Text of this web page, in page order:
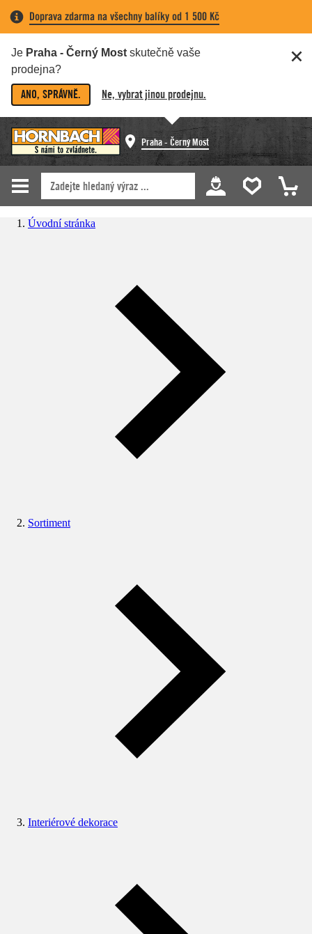
Doprava zdarma na všechny balíky od 1 500 Kč
Je Praha - Černý Most skutečně vaše
prodejna?
ANO, SPRÁVNĚ. Ne, vybrat jinou prodejnu.
Praha - Černý Most
Úvodní stránka
Sortiment
Interiérové dekorace